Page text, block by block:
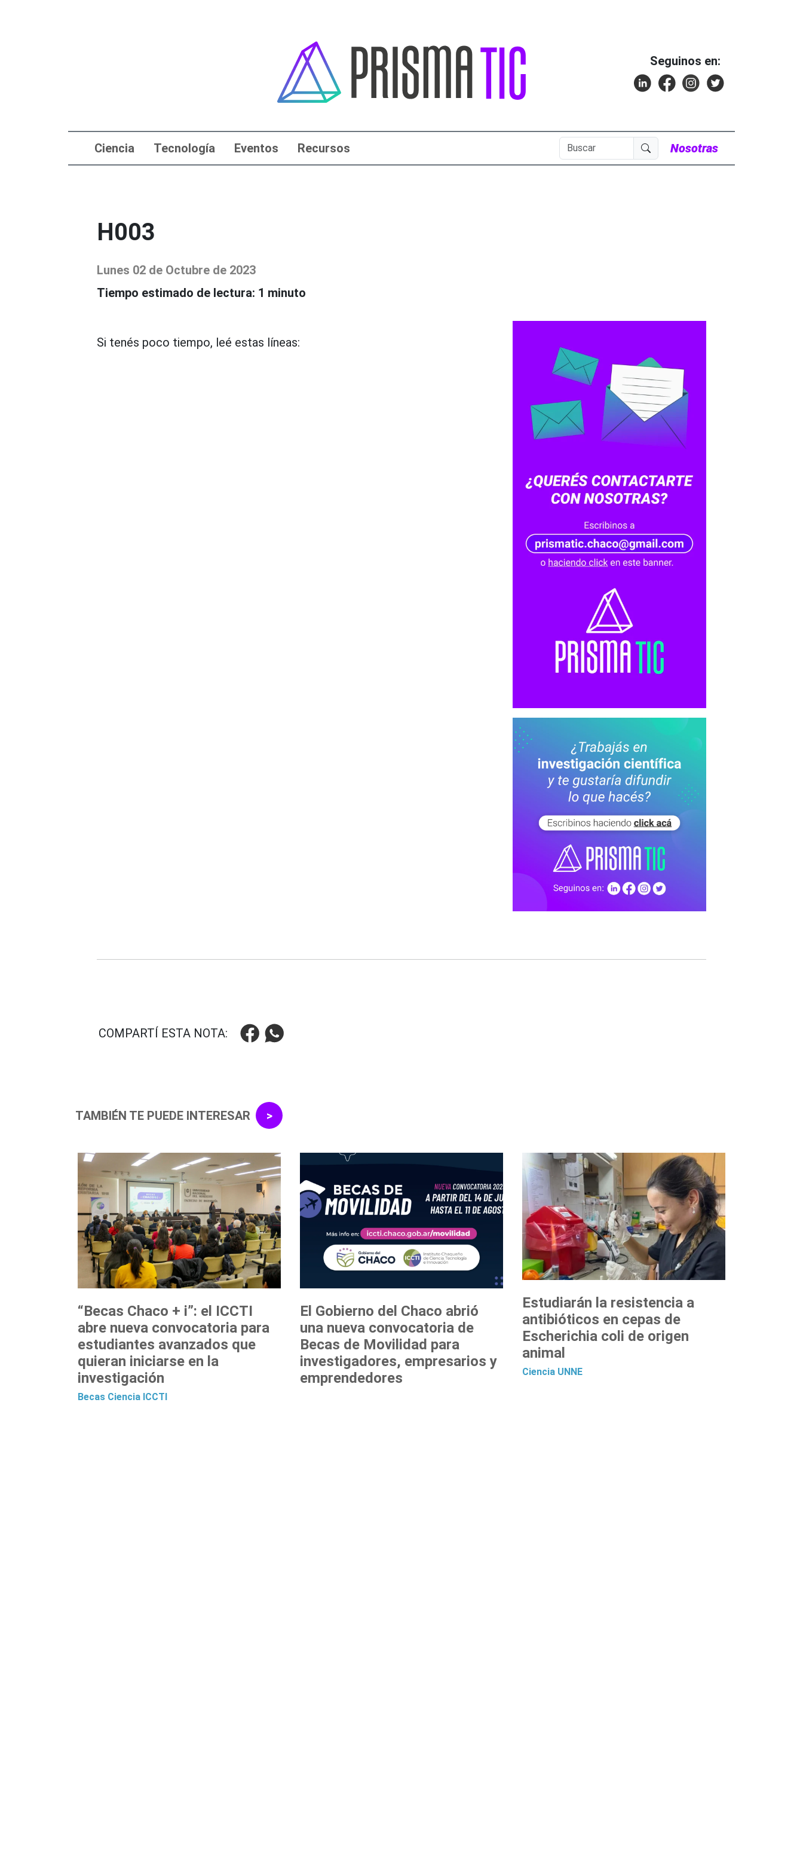
Seguinos en:
Ciencia Tecnología Eventos Recursos Nosotras
H003
Lunes 02 de Octubre de 2023
Tiempo estimado de lectura: 1 minuto
Si tenés poco tiempo, leé estas líneas:
COMPARTÍ ESTA NOTA:
TAMBIÉN TE PUEDE INTERESAR >
“Becas Chaco + i”: el ICCTI
abre nueva convocatoria para
estudiantes avanzados que
quieran iniciarse en la
investigación
Becas Ciencia ICCTI
El Gobierno del Chaco abrió
una nueva convocatoria de
Becas de Movilidad para
investigadores, empresarios y
emprendedores
Estudiarán la resistencia a
antibióticos en cepas de
Escherichia coli de origen
animal
Ciencia UNNE